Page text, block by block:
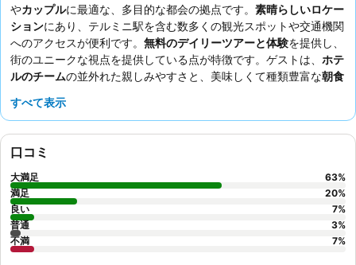
やカップルに最適な、多目的な都会の拠点です。 素晴らしいロケー
ションにあり、テルミニ駅を含む数多くの観光スポットや交通機関
へのアクセスが便利です。 無料のデイリーツアーと体験を提供し、
街のユニークな視点を提供している点が特徴です。ゲストは、 ホテ
ルのチームの並外れた親しみやすさと、美味しくて種類豊富な朝食
する場合は、庭園に面した部屋をリクエストできます。
すべて表示
口コミ
大満足 63%
満足
20%
良い
7%
普通
3%
不満
7%